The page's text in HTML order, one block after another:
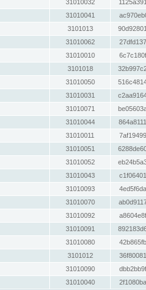
31010032
31010041
3101013
31010062
31010010
3101018
31010050
31010031
31010071
31010044
31010011
31010051
31010052
31010043
31010093
31010070
31010092
31010091
31010080
3101012
31010090
31010040